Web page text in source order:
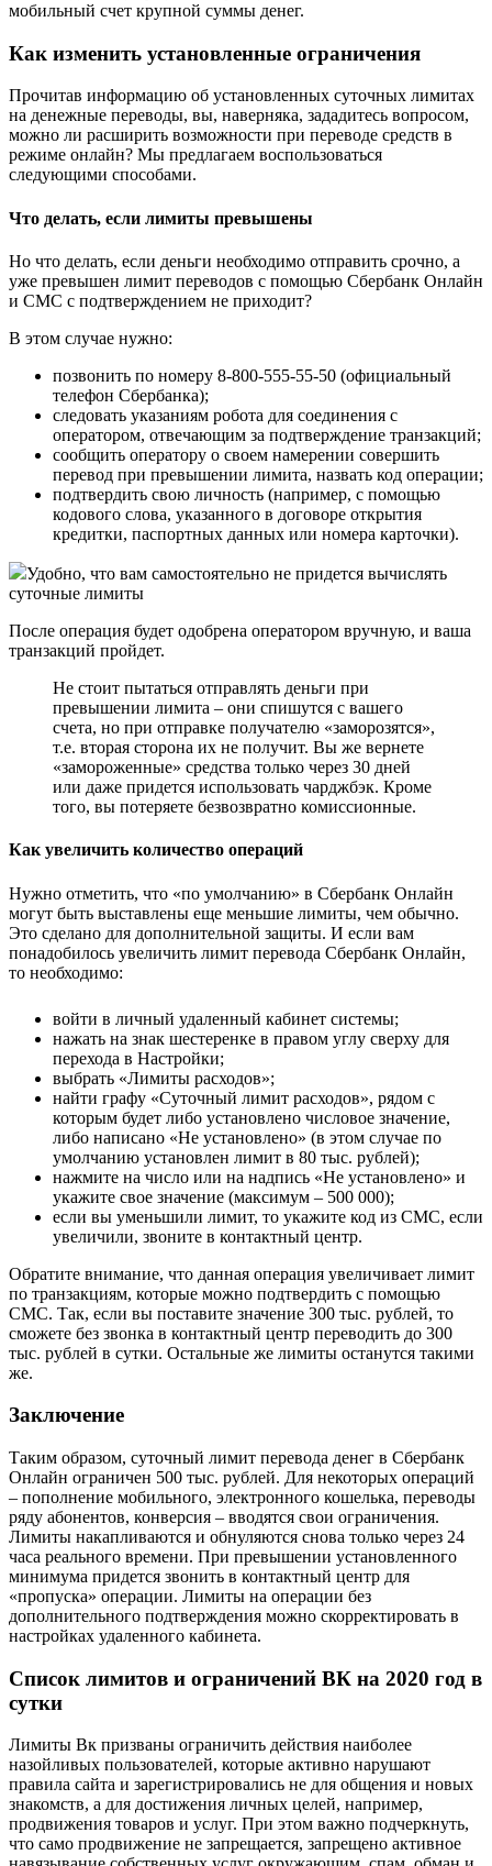
мобильный счет крупной суммы денег.
Как изменить установленные ограничения
Прочитав информацию об установленных суточных лимитах
на денежные переводы, вы, наверняка, зададитесь вопросом,
можно ли расширить возможности при переводе средств в
режиме онлайн? Мы предлагаем воспользоваться
следующими способами.
Что делать, если лимиты превышены
Но что делать, если деньги необходимо отправить срочно, а
уже превышен лимит переводов с помощью Сбербанк Онлайн
и СМС с подтверждением не приходит?
В этом случае нужно:
позвонить по номеру 8-800-555-55-50 (официальный
телефон Сбербанка);
следовать указаниям робота для соединения с
оператором, отвечающим за подтверждение транзакций;
сообщить оператору о своем намерении совершить
перевод при превышении лимита, назвать код операции;
подтвердить свою личность (например, с помощью
кодового слова, указанного в договоре открытия
кредитки, паспортных данных или номера карточки).
Удобно, что вам самостоятельно не придется вычислять
суточные лимиты
После операция будет одобрена оператором вручную, и ваша
транзакций пройдет.
Не стоит пытаться отправлять деньги при
превышении лимита – они спишутся с вашего
счета, но при отправке получателю «заморозятся»,
т.е. вторая сторона их не получит. Вы же вернете
«замороженные» средства только через 30 дней
или даже придется использовать чарджбэк. Кроме
того, вы потеряете безвозвратно комиссионные.
Как увеличить количество операций
Нужно отметить, что «по умолчанию» в Сбербанк Онлайн
могут быть выставлены еще меньшие лимиты, чем обычно.
Это сделано для дополнительной защиты. И если вам
понадобилось увеличить лимит перевода Сбербанк Онлайн,
то необходимо:
войти в личный удаленный кабинет системы;
нажать на знак шестеренке в правом углу сверху для
перехода в Настройки;
выбрать «Лимиты расходов»;
найти графу «Суточный лимит расходов», рядом с
которым будет либо установлено числовое значение,
либо написано «Не установлено» (в этом случае по
умолчанию установлен лимит в 80 тыс. рублей);
нажмите на число или на надпись «Не установлено» и
укажите свое значение (максимум – 500 000);
если вы уменьшили лимит, то укажите код из СМС, если
увеличили, звоните в контактный центр.
Обратите внимание, что данная операция увеличивает лимит
по транзакциям, которые можно подтвердить с помощью
СМС. Так, если вы поставите значение 300 тыс. рублей, то
сможете без звонка в контактный центр переводить до 300
тыс. рублей в сутки. Остальные же лимиты останутся такими
же.
Заключение
Таким образом, суточный лимит перевода денег в Сбербанк
Онлайн ограничен 500 тыс. рублей. Для некоторых операций
– пополнение мобильного, электронного кошелька, переводы
ряду абонентов, конверсия – вводятся свои ограничения.
Лимиты накапливаются и обнуляются снова только через 24
часа реального времени. При превышении установленного
минимума придется звонить в контактный центр для
«пропуска» операции. Лимиты на операции без
дополнительного подтверждения можно скорректировать в
настройках удаленного кабинета.
Список лимитов и ограничений ВК на 2020 год в
сутки
Лимиты Вк призваны ограничить действия наиболее
назойливых пользователей, которые активно нарушают
правила сайта и зарегистрировались не для общения и новых
знакомств, а для достижения личных целей, например,
продвижения товаров и услуг. При этом важно подчеркнуть,
что само продвижение не запрещается, запрещено активное